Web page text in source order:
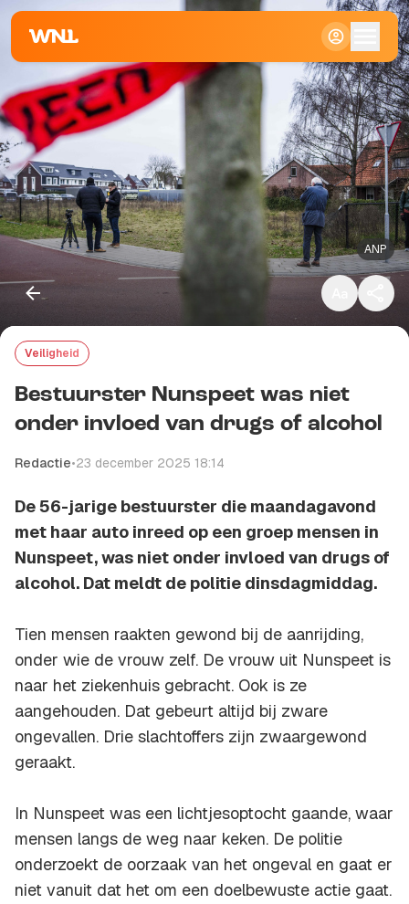
ANP
Klein
Standaard
Groot
Veiligheid
Bestuurster Nunspeet was niet
onder invloed van drugs of alcohol
Redactie•23 december 2025 18:14
De 56-jarige bestuurster die maandagavond
met haar auto inreed op een groep mensen in
Nunspeet, was niet onder invloed van drugs of
alcohol. Dat meldt de politie dinsdagmiddag.
Tien mensen raakten gewond bij de aanrijding,
onder wie de vrouw zelf. De vrouw uit Nunspeet is
naar het ziekenhuis gebracht. Ook is ze
aangehouden. Dat gebeurt altijd bij zware
ongevallen. Drie slachtoffers zijn zwaargewond
geraakt.
In Nunspeet was een lichtjesoptocht gaande, waar
mensen langs de weg naar keken. De politie
onderzoekt de oorzaak van het ongeval en gaat er
niet vanuit dat het om een doelbewuste actie gaat.